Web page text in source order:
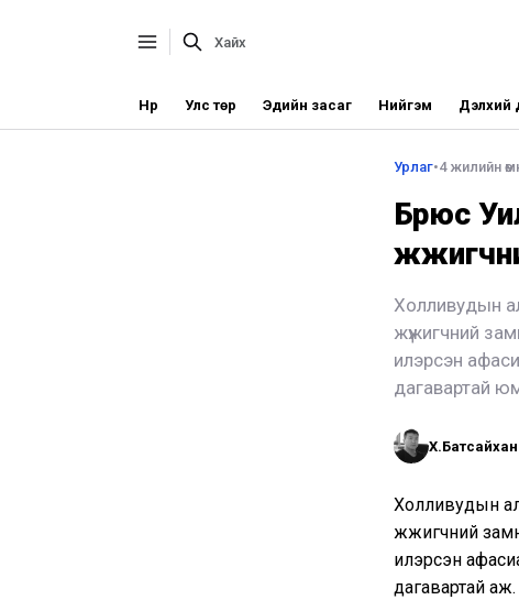
Нүүр Улс төр Эдийн засаг Нийгэм Дэлхий
Урлаг•4 жилийн
Брюс
Холливудын
жүжигчний
илэрсэн
дагавартай
Х.Батсайхан
Холливудын
жүжигчний
илэрсэн
дагавартай